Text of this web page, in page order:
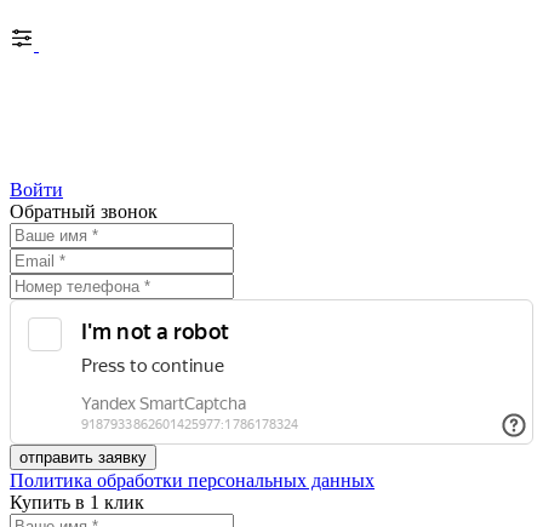
Войти
Обратный звонок
Политика обработки персональных данных
Купить в 1 клик